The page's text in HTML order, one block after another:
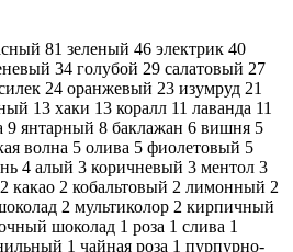
81 зеленый 46 электрик 40
34 голубой 29 салатовый 27
24 оранжевый 23 изумруд 21
13 хаки 13 коралл 11 лаванда 11
9 янтарный 8 баклажан 6 вишня 5
волна 5 олива 5 фиолетовый 5
4 алый 3 коричневый 3 ментол 3
2 какао 2 кобальтовый 2 лимонный 2
2 мультиколор 2 кирпичный
шоколад 1 роза 1 слива 1
1 чайная роза 1 пурпурно-